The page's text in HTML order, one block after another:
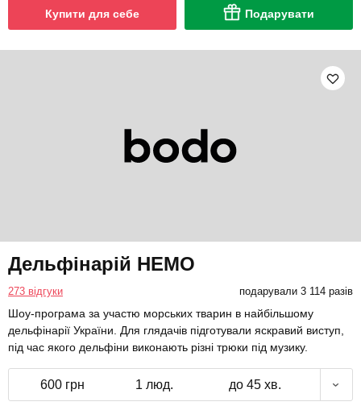
Купити для себе Подарувати
Дельфінарій НЕМО
273 відгуки подарували 3 114 разів
Шоу-програма за участю морських тварин в найбільшому
дельфінарії України. Для глядачів підготували яскравий виступ,
під час якого дельфіни виконають різні трюки під музику.
600 грн 1 люд. до 45 хв.